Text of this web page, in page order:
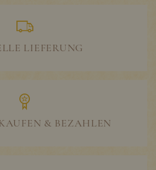
LIEFERUNG
& BEZAHLEN